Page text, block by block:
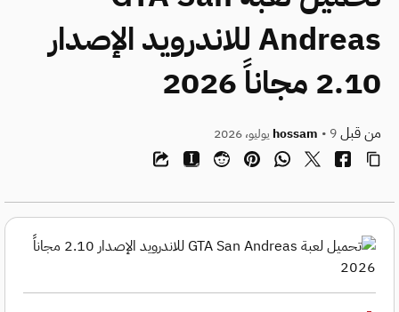
Andreas للاندرويد الإصدار
2.10 مجاناً 2026
من قبل hossam • 9 يوليو، 2026